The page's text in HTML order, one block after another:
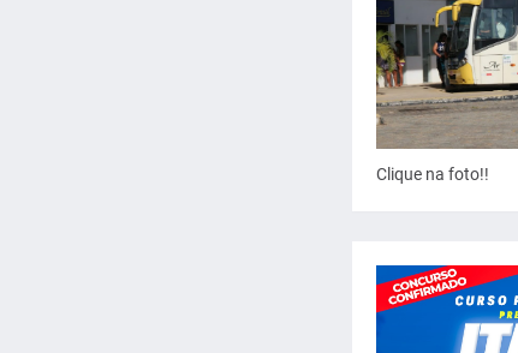
Clique na foto!!